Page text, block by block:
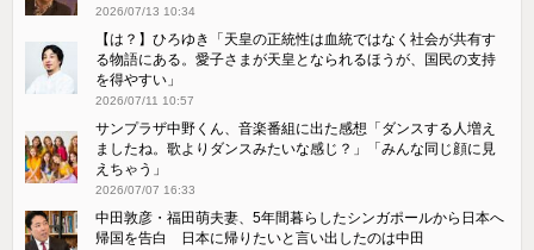
2026/07/13 10:34
【は？】ひろゆき「天皇の正統性は血統ではなく社会が共有す
る物語にある。愛子さまが天皇となられるほうが、国民の支持
を得やすい」
2026/07/11 10:57
サンプラザ中野くん、音楽番組に出た感想「ダンスする人増え
ましたね。歌よりダンスみたいな感じ？」「みんな同じ顔に見
えちゃう」
2026/07/07 16:33
中田敦彦・福田萌夫妻、5年間暮らしたシンガポールから日本へ
帰国を告白 日本に帰りたいと言い出したのは中田